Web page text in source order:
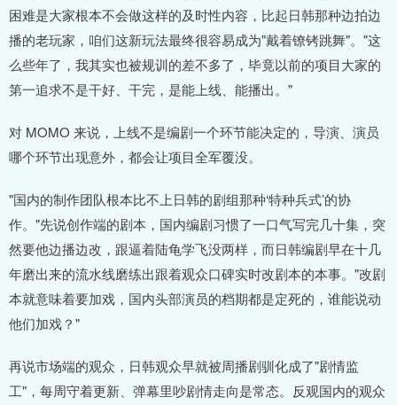
困难是大家根本不会做这样的及时性内容，比起日韩那种边拍边
播的老玩家，咱们这新玩法最终很容易成为"戴着镣铐跳舞"。"这
么些年了，我其实也被规训的差不多了，毕竟以前的项目大家的
第一追求不是干好、干完，是能上线、能播出。"
对 MOMO 来说，上线不是编剧一个环节能决定的，导演、演员
哪个环节出现意外，都会让项目全军覆没。
"国内的制作团队根本比不上日韩的剧组那种‘特种兵式’的协
作。"先说创作端的剧本，国内编剧习惯了一口气写完几十集，突
然要他边播边改，跟逼着陆龟学飞没两样，而日韩编剧早在十几
年磨出来的流水线磨练出跟着观众口碑实时改剧本的本事。"改剧
本就意味着要加戏，国内头部演员的档期都是定死的，谁能说动
他们加戏？"
再说市场端的观众，日韩观众早就被周播剧驯化成了"剧情监
工"，每周守着更新、弹幕里吵剧情走向是常态。反观国内的观众